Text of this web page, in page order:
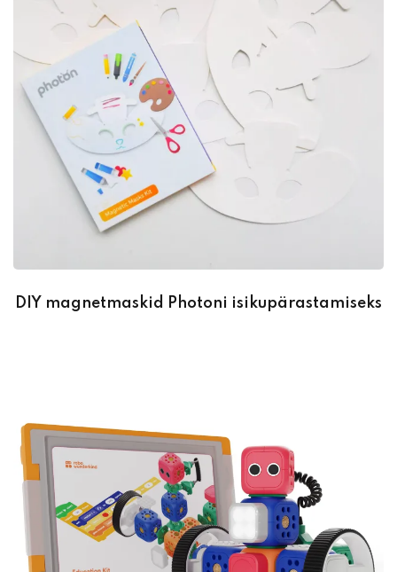
DIY magnetmaskid Photoni isikupärastamiseks